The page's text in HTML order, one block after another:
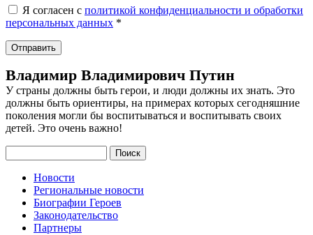
Я согласен с политикой конфиденциальности и обработки
персональных данных *
Владимир Владимирович Путин
У страны должны быть герои, и люди должны их знать. Это
должны быть ориентиры, на примерах которых сегодняшние
поколения могли бы воспитываться и воспитывать своих
детей. Это очень важно!
Поиск
Новости
Региональные новости
Биографии Героев
Законодательство
Партнеры